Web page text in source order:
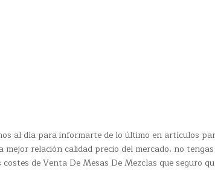
al día para informarte de lo último en artículos
relación calidad precio del mercado, no
de Venta De Mesas De Mezclas que seguro